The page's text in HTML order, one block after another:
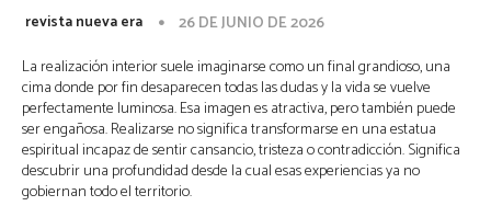
revista nueva era
26 DE JUNIO DE 2026
La realización interior suele imaginarse como un final grandioso, una
cima donde por fin desaparecen todas las dudas y la vida se vuelve
perfectamente luminosa. Esa imagen es atractiva, pero también puede
ser engañosa. Realizarse no significa transformarse en una estatua
espiritual incapaz de sentir cansancio, tristeza o contradicción. Significa
descubrir una profundidad desde la cual esas experiencias ya no
gobiernan todo el territorio.